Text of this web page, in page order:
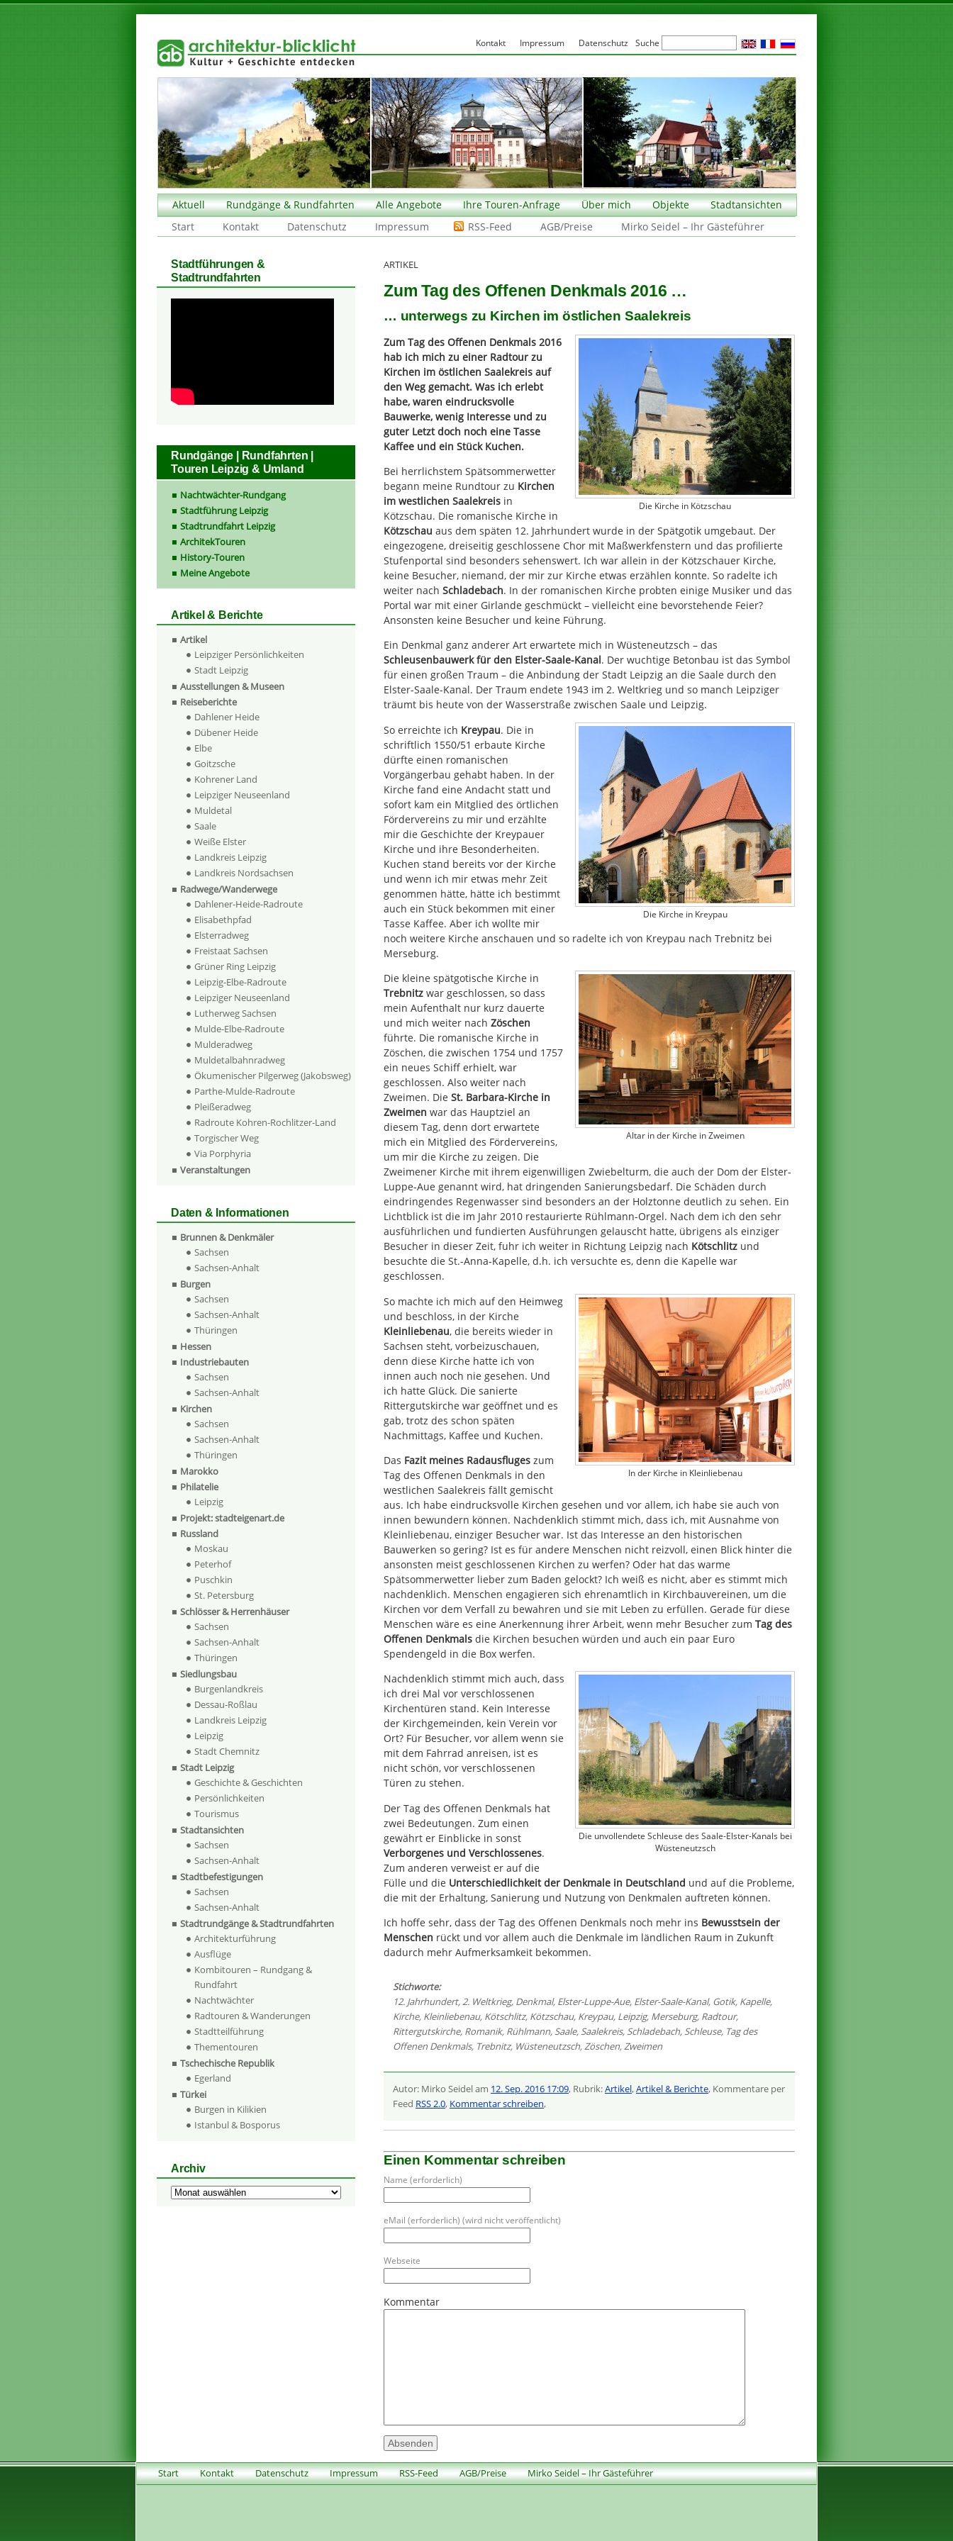
Aktuell Rundgänge & Rundfahrten Alle Angebote Ihre Touren-Anfrage Über mich Objekte
Stadtansichten
Start
Kontakt Datenschutz Impressum RSS-Feed AGB/Preise Mirko Seidel – Ihr Gästeführer
ARTIKEL
Zum Tag des Offenen Denkmals 2016 …
… unterwegs zu Kirchen im östlichen Saalekreis
Die Kirche in Kötzschau
Zum Tag des Offenen Denkmals 2016
hab ich mich zu einer Radtour zu
Kirchen im östlichen Saalekreis auf
den Weg gemacht. Was ich erlebt
habe, waren eindrucksvolle
Bauwerke, wenig Interesse und zu
guter Letzt doch noch eine Tasse
Kaffee und ein Stück Kuchen.
Bei herrlichstem Spätsommerwetter
begann meine Rundtour zu Kirchen
im westlichen Saalekreis in
Kötzschau. Die romanische Kirche in
Kötzschau aus dem späten 12. Jahrhundert wurde in der Spätgotik umgebaut. Der
eingezogene, dreiseitig geschlossene Chor mit Maßwerkfenstern und das profilierte
Stufenportal sind besonders sehenswert. Ich war allein in der Kötzschauer Kirche,
keine Besucher, niemand, der mir zur Kirche etwas erzählen konnte. So radelte ich
weiter nach Schladebach. In der romanischen Kirche probten einige Musiker und das
Portal war mit einer Girlande geschmückt – vielleicht eine bevorstehende Feier?
Ansonsten keine Besucher und keine Führung.
Ein Denkmal ganz anderer Art erwartete mich in Wüsteneutzsch – das
Schleusenbauwerk für den Elster-Saale-Kanal. Der wuchtige Betonbau ist das Symbol
für einen großen Traum – die Anbindung der Stadt Leipzig an die Saale durch den
Elster-Saale-Kanal. Der Traum endete 1943 im 2. Weltkrieg und so manch Leipziger
träumt bis heute von der Wasserstraße zwischen Saale und Leipzig.
Die Kirche in Kreypau
So erreichte ich Kreypau. Die in
schriftlich 1550/51 erbaute Kirche
dürfte einen romanischen
Vorgängerbau gehabt haben. In der
Kirche fand eine Andacht statt und
sofort kam ein Mitglied des örtlichen
Fördervereins zu mir und erzählte
mir die Geschichte der Kreypauer
Kirche und ihre Besonderheiten.
Kuchen stand bereits vor der Kirche
und wenn ich mir etwas mehr Zeit
genommen hätte, hätte ich bestimmt
auch ein Stück bekommen mit einer
Tasse Kaffee. Aber ich wollte mir
noch weitere Kirche anschauen und so radelte ich von Kreypau nach Trebnitz bei
Merseburg.
Altar in der Kirche in Zweimen
Die kleine spätgotische Kirche in
Trebnitz war geschlossen, so dass
mein Aufenthalt nur kurz dauerte
und mich weiter nach Zöschen
führte. Die romanische Kirche in
Zöschen, die zwischen 1754 und 1757
ein neues Schiff erhielt, war
geschlossen. Also weiter nach
Zweimen. Die St. Barbara-Kirche in
Zweimen war das Hauptziel an
diesem Tag, denn dort erwartete
mich ein Mitglied des Fördervereins,
um mir die Kirche zu zeigen. Die
Zweimener Kirche mit ihrem eigenwilligen Zwiebelturm, die auch der Dom der Elster-
Luppe-Aue genannt wird, hat dringenden Sanierungsbedarf. Die Schäden durch
eindringendes Regenwasser sind besonders an der Holztonne deutlich zu sehen. Ein
Lichtblick ist die im Jahr 2010 restaurierte Rühlmann-Orgel. Nach dem ich den sehr
ausführlichen und fundierten Ausführungen gelauscht hatte, übrigens als einziger
Besucher in dieser Zeit, fuhr ich weiter in Richtung Leipzig nach Kötschlitz und
besuchte die St.-Anna-Kapelle, d.h. ich versuchte es, denn die Kapelle war
geschlossen.
In der Kirche in Kleinliebenau
So machte ich mich auf den Heimweg
und beschloss, in der Kirche
Kleinliebenau, die bereits wieder in
Sachsen steht, vorbeizuschauen,
denn diese Kirche hatte ich von
innen auch noch nie gesehen. Und
ich hatte Glück. Die sanierte
Rittergutskirche war geöffnet und es
gab, trotz des schon späten
Nachmittags, Kaffee und Kuchen.
Das Fazit meines Radausfluges zum
Tag des Offenen Denkmals in den
westlichen Saalekreis fällt gemischt
aus. Ich habe eindrucksvolle Kirchen gesehen und vor allem, ich habe sie auch von
innen bewundern können. Nachdenklich stimmt mich, dass ich, mit Ausnahme von
Kleinliebenau, einziger Besucher war. Ist das Interesse an den historischen
Bauwerken so gering? Ist es für andere Menschen nicht reizvoll, einen Blick hinter die
ansonsten meist geschlossenen Kirchen zu werfen? Oder hat das warme
Spätsommerwetter lieber zum Baden gelockt? Ich weiß es nicht, aber es stimmt mich
nachdenklich. Menschen engagieren sich ehrenamtlich in Kirchbauvereinen, um die
Kirchen vor dem Verfall zu bewahren und sie mit Leben zu erfüllen. Gerade für diese
Menschen wäre es eine Anerkennung ihrer Arbeit, wenn mehr Besucher zum Tag des
Offenen Denkmals die Kirchen besuchen würden und auch ein paar Euro
Spendengeld in die Box werfen.
Die unvollendete Schleuse des Saale-Elster-Kanals bei
Wüsteneutzsch
Nachdenklich stimmt mich auch, dass
ich drei Mal vor verschlossenen
Kirchentüren stand. Kein Interesse
der Kirchgemeinden, kein Verein vor
Ort? Für Besucher, vor allem wenn sie
mit dem Fahrrad anreisen, ist es
nicht schön, vor verschlossenen
Türen zu stehen.
Der Tag des Offenen Denkmals hat
zwei Bedeutungen. Zum einen
gewährt er Einblicke in sonst
Verborgenes und Verschlossenes.
Zum anderen verweist er auf die
Fülle und die Unterschiedlichkeit der Denkmale in Deutschland und auf die Probleme,
die mit der Erhaltung, Sanierung und Nutzung von Denkmalen auftreten können.
Ich hoffe sehr, dass der Tag des Offenen Denkmals noch mehr ins Bewusstsein der
Menschen rückt und vor allem auch die Denkmale im ländlichen Raum in Zukunft
dadurch mehr Aufmerksamkeit bekommen.
Stichworte:
12. Jahrhundert, 2. Weltkrieg, Denkmal, Elster-Luppe-Aue, Elster-Saale-Kanal, Gotik, Kapelle,
Kirche, Kleinliebenau, Kötschlitz, Kötzschau, Kreypau, Leipzig, Merseburg, Radtour,
Rittergutskirche, Romanik, Rühlmann, Saale, Saalekreis, Schladebach, Schleuse, Tag des
Offenen Denkmals, Trebnitz, Wüsteneutzsch, Zöschen, Zweimen
Autor: Mirko Seidel am 12. Sep. 2016 17:09, Rubrik:Artikel,Artikel & Berichte, Kommentare per
Feed RSS 2.0, Kommentar schreiben,
Einen Kommentar schreiben
Name (erforderlich)
eMail (erforderlich) (wird nicht veröffentlicht)
Webseite
Kommentar
Stadtführungen &
Stadtrundfahrten
Rundgänge | Rundfahrten |
Touren Leipzig & Umland
Nachtwächter-Rundgang
Stadtführung Leipzig
Stadtrundfahrt Leipzig
ArchitekTouren
History-Touren
Meine Angebote
Artikel & Berichte
Artikel
Leipziger Persönlichkeiten
Stadt Leipzig
Ausstellungen & Museen
Reiseberichte
Dahlener Heide
Dübener Heide
Elbe
Goitzsche
Kohrener Land
Leipziger Neuseenland
Muldetal
Saale
Weiße Elster
Landkreis Leipzig
Landkreis Nordsachsen
Radwege/Wanderwege
Dahlener-Heide-Radroute
Elisabethpfad
Elsterradweg
Freistaat Sachsen
Grüner Ring Leipzig
Leipzig-Elbe-Radroute
Leipziger Neuseenland
Lutherweg Sachsen
Mulde-Elbe-Radroute
Mulderadweg
Muldetalbahnradweg
Ökumenischer Pilgerweg (Jakobsweg)
Parthe-Mulde-Radroute
Pleißeradweg
Radroute Kohren-Rochlitzer-Land
Torgischer Weg
Via Porphyria
Veranstaltungen
Daten & Informationen
Brunnen & Denkmäler
Sachsen
Sachsen-Anhalt
Burgen
Sachsen
Sachsen-Anhalt
Thüringen
Hessen
Industriebauten
Sachsen
Sachsen-Anhalt
Kirchen
Sachsen
Sachsen-Anhalt
Thüringen
Marokko
Philatelie
Leipzig
Projekt: stadteigenart.de
Russland
Moskau
Peterhof
Puschkin
St. Petersburg
Schlösser & Herrenhäuser
Sachsen
Sachsen-Anhalt
Thüringen
Siedlungsbau
Burgenlandkreis
Dessau-Roßlau
Landkreis Leipzig
Leipzig
Stadt Chemnitz
Stadt Leipzig
Geschichte & Geschichten
Persönlichkeiten
Tourismus
Stadtansichten
Sachsen
Sachsen-Anhalt
Stadtbefestigungen
Sachsen
Sachsen-Anhalt
Stadtrundgänge & Stadtrundfahrten
Architekturführung
Ausflüge
Kombitouren – Rundgang &
Rundfahrt
Nachtwächter
Radtouren & Wanderungen
Stadtteilführung
Thementouren
Tschechische Republik
Egerland
Türkei
Burgen in Kilikien
Istanbul & Bosporus
Archiv
Archiv
Kontakt Impressum Datenschutz Suche
Start Kontakt Datenschutz Impressum RSS-Feed AGB/Preise Mirko Seidel – Ihr Gästeführer